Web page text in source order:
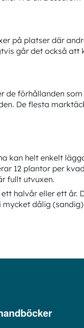
på platser där
går det också
förhållanden
De flesta
helt enkelt
12 plantor per
fullt utvuxen.
halvår eller ett år.
mycket dålig